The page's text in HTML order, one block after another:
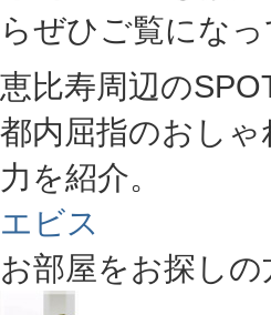
らぜひご覧になっ
恵比寿周辺の
都内屈指のおし
力を紹介。
エビス
お部屋をお探しの